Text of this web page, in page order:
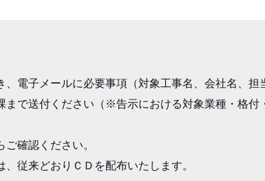
電子メールに必要事項（対象工事名、会社名、担
で送付ください（※告示における対象業種・格付
確認ください。
従来どおりＣＤを配布いたします。